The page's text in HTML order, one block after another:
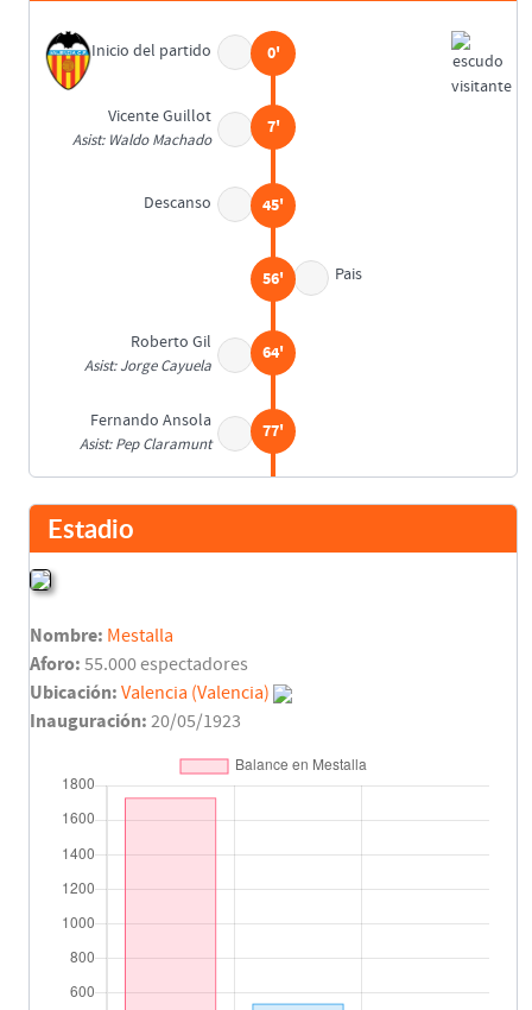
Inicio del partido 0'
Vicente Guillot
Asist: Waldo Machado
7'
Descanso 45'
Pais
56'
Roberto Gil
Asist: Jorge Cayuela
64'
Fernando Ansola
Asist: Pep Claramunt
77'
Final del partido 90'
Estadio
Nombre: Mestalla
Aforo: 55.000 espectadores
Ubicación: Valencia (Valencia)
Inauguración: 20/05/1923